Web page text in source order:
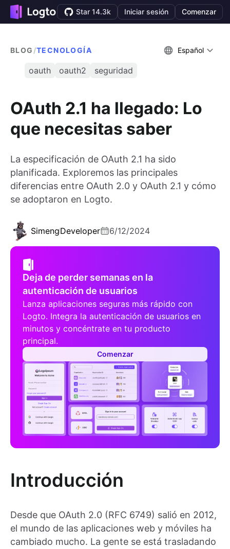
Star 14.3k Iniciar sesión Comenzar
BLOG /TECNOLOGÍA Español
oauth oauth2 seguridad
OAuth 2.1 ha llegado: Lo
que necesitas saber
La especificación de OAuth 2.1 ha sido
planificada. Exploremos las principales
diferencias entre OAuth 2.0 y OAuth 2.1 y cómo
se adoptaron en Logto.
SimengDeveloper 6/12/2024
Deja de perder semanas en la
autenticación de usuarios
Lanza aplicaciones seguras más rápido con
Logto. Integra la autenticación de usuarios en
minutos y concéntrate en tu producto
principal.
Comenzar
Introducción
Desde que OAuth 2.0 (RFC 6749) salió en 2012,
el mundo de las aplicaciones web y móviles ha
cambiado mucho. La gente se está trasladando